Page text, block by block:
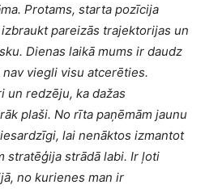
Protams, starta pozīcija
pareizās trajektorijas un
Dienas laikā mums ir daudz
viegli visu atcerēties.
un redzēju, ka dažas
plaši. No rīta paņēmām jaunu
lai nenāktos izmantot
stratēģija strādā labi. Ir ļoti
no kurienes man ir